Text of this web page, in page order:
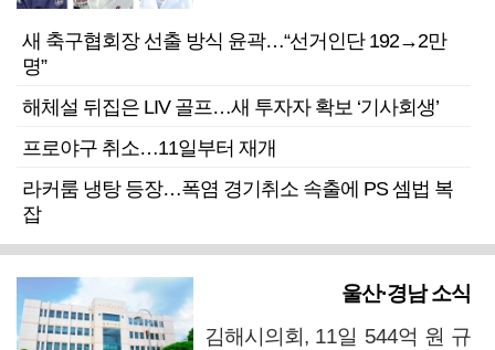
새 축구협회장 선출 방식 윤곽…“선거인단 192→2만
명”
해체설 뒤집은 LIV 골프…새 투자자 확보 ‘기사회생’
프로야구 취소…11일부터 재개
라커룸 냉탕 등장…폭염 경기취소 속출에 PS 셈법 복
잡
울산·경남 소식
김해시의회, 11일 544억 원 규